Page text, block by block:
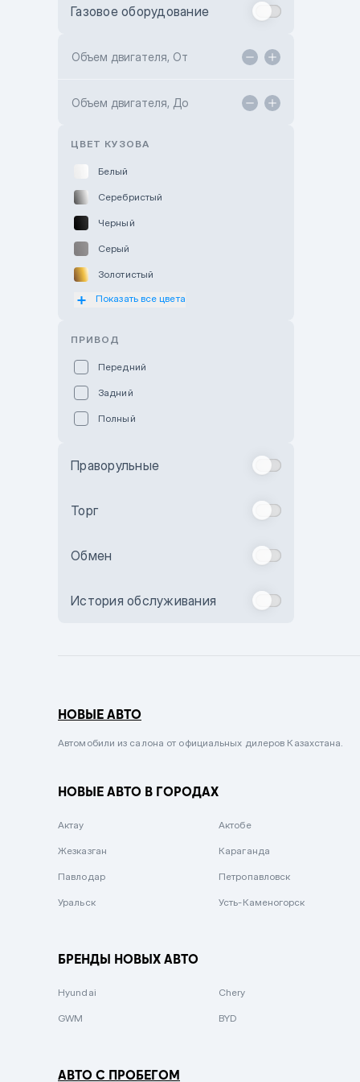
Toyota Kokshetau
Hyundai ShymCity
Газовое оборудование
Объем двигателя, От
Объем двигателя, До
ЦВЕТ КУЗОВА
Белый
Серебристый
Черный
Серый
Золотистый
Оранжевый
Бежевый
Комбинированный
Сиреневый металлик
Вишневый
Зеленый металлик
Показать все цвета
ПРИВОД
Передний
Задний
Полный
Праворульные
Торг
Обмен
История обслуживания
НОВЫЕ АВТО
Автомобили из салона от официальных дилеров Казахстана.
НОВЫЕ АВТО В ГОРОДАХ
Актау Актобе
Жезказган Караганда
Павлодар Петропавловск
Уральск Усть-Каменогорск
БРЕНДЫ НОВЫХ АВТО
Hyundai Chery
GWM BYD
АВТО С ПРОБЕГОМ